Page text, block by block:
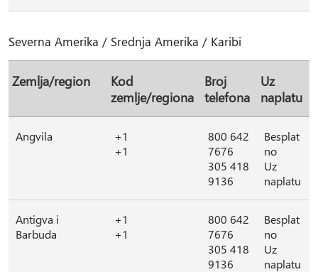
Severna Amerika / Srednja Amerika / Karibi
Zemlja/region
Kod
zemlje/regiona
Broj
telefona
Uz
naplatu
Angvila
+1
+1
800 642
7676
305 418
9136
Besplat
no
Uz
naplatu
Antigva i
Barbuda
+1
+1
800 642
7676
305 418
9136
Besplat
no
Uz
naplatu